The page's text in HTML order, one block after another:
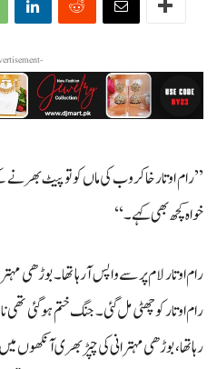
’’رام اوتار خاکروب کی ماں کو تو پیٹ
خواہ کچھ بھی کہے۔‘‘
رام اوتار لام پر سے واپس آ رہا تھا۔ بوڑھی
رام اوتار کو چھٹی مل گئی۔ جنگ ختم ہو گئی
رہا تھا، بوڑھی مہترانی کی چپڑ بھری